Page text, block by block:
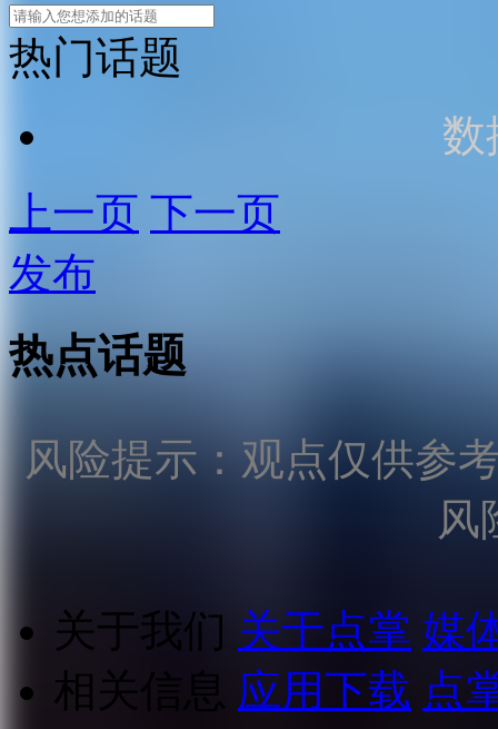
热门话题
数
上一页 下一页
发布
热点话题
风险提示：观点仅供参
风
关于我们 关于点掌 媒
相关信息 应用下载 点